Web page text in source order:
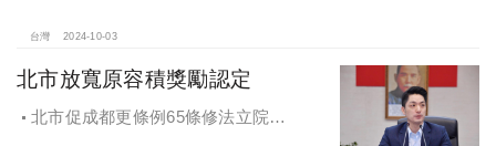
台灣 2024-10-03
北市放寬原容積獎勵認定
北市促成都更條例65條修法立院初